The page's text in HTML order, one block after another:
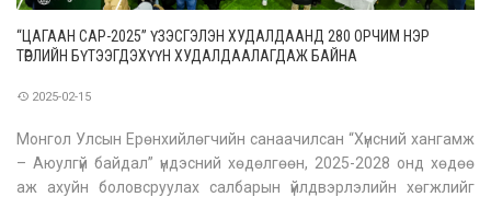
“ЦАГААН САР-2025” ҮЗЭСГЭЛЭН ХУДАЛДААНД 280 ОРЧИМ НЭР
ТӨРЛИЙН БҮТЭЭГДЭХҮҮН ХУДАЛДААЛАГДАЖ БАЙНА
2025-02-15
Монгол Улсын Ерөнхийлөгчийн санаачилсан “Хүнсний хангамж
– Аюулгүй байдал” үндэсний хөдөлгөөн, 2025-2028 онд хөдөө
аж ахуйн боловсруулах салбарын үйлдвэрлэлийн хөгжлийг